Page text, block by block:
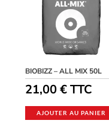
BIOBIZZ – ALL MIX 50L
21,00€ TTC
AJOUTER AU PANIER